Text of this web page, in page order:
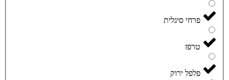
פרחי סיגלית
טרפז
פלפל ירוק